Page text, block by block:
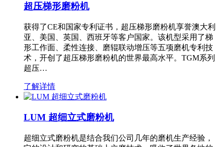
超压梯形磨粉机
获得了CE和国家专利证书，超压梯形磨粉机享誉澳大利
亚、美国、英国、西班牙等客户国家。该机型采用了梯
形工作面、柔性连接、磨辊联动增压等五项磨机专利技
术，开创了超压梯形磨粉机的世界最高水平。TGM系列
超压…
了解详情
LUM 超细立式磨粉机
超细立式磨粉机是结合我们公司几年的磨机生产经验，